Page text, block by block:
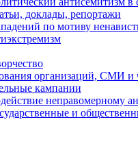
доклады, репортажи
по мотиву
организаций, СМИ и
кампании
неправомерному
и